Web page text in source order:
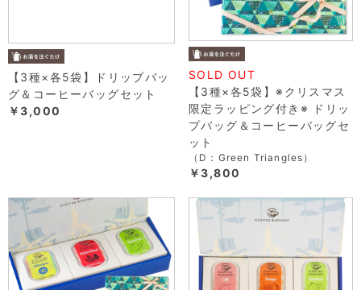
【3種×各5袋】ドリップバッ
グ＆コーヒーバッグセット
￥3,000
SOLD OUT
【3種×各5袋】※クリスマス
限定ラッピング付き※ ドリッ
プバッグ＆コーヒーバッグセ
ット
（D：Green Triangles）
￥3,800